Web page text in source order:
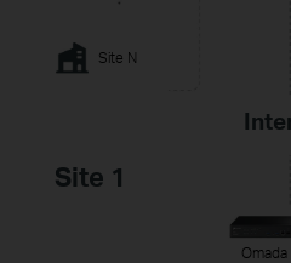
Site N
Site 1